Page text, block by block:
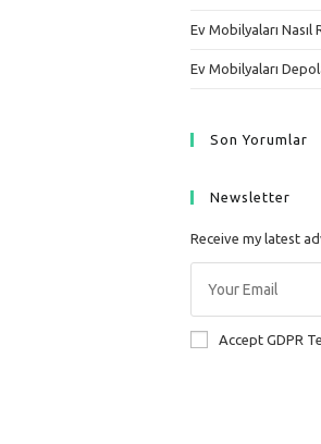
Ev Mobilyaları Nasıl
Ev Mobilyaları
Son Yorumlar
Newsletter
Receive my latest
Accept GDPR